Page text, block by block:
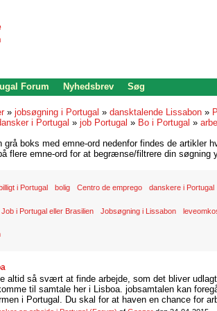
Forum Nyhedsbrev Søg
» jobsøgning i Portugal » dansktalende Lissabon »
i Portugal » job Portugal » Bo i Portugal »
grå boks med emne-ord nedenfor findes de artikler
flere emne-ord for at begrænse/filtrere din søgning
i Portugal bolig Centro de emprego danskere i Portugal
Job i Portugal eller Brasilien Jobsøgning i Lissabon
altid så svært at finde arbejde, som det bliver
til samtale her i Lisboa. jobsamtalen kan
i Portugal. Du skal for at haven en chance for